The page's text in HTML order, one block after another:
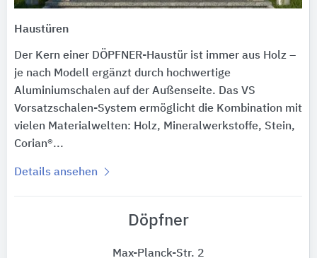
Haustüren
Der Kern einer DÖPFNER-Haustür ist immer aus Holz –
je nach Modell ergänzt durch hochwertige
Aluminiumschalen auf der Außenseite. Das VS
Vorsatzschalen-System ermöglicht die Kombination mit
vielen Materialwelten: Holz, Mineralwerkstoffe, Stein,
Corian®...
Details ansehen
Döpfner
Max-Planck-Str. 2